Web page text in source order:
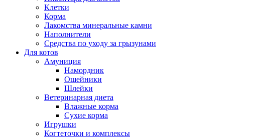
Клетки
Корма
Лакомства минеральные камни
Наполнители
Средства по уходу за грызунами
Для котов
Амуниция
Намордник
Ошейники
Шлейки
Ветеринарная диета
Влажные корма
Сухие корма
Игрушки
Когтеточки и комплексы